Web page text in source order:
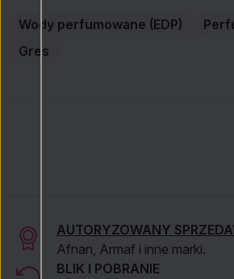
Wody perfumowane (EDP)
Gres
AUTORYZOWANY
Afnan, Armaf i inne marki.
BLIK I POBRANIE